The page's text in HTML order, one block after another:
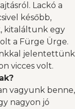
Lackó a
később,
kitaláltunk egy
a Fürge Ürge.
jelentettünk
vicces volt.
vagyunk benne,
nagyon jó